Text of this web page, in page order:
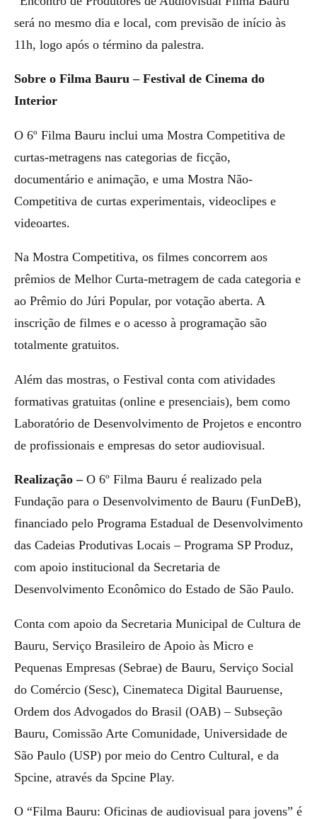
será no mesmo dia e local, com previsão de início às
11h, logo após o término da palestra.
Sobre o Filma Bauru – Festival de Cinema do
Interior
O 6º Filma Bauru inclui uma Mostra Competitiva de
curtas-metragens nas categorias de ficção,
documentário e animação, e uma Mostra Não-
Competitiva de curtas experimentais, videoclipes e
videoartes.
Na Mostra Competitiva, os filmes concorrem aos
prêmios de Melhor Curta-metragem de cada categoria e
ao Prêmio do Júri Popular, por votação aberta. A
inscrição de filmes e o acesso à programação são
totalmente gratuitos.
Além das mostras, o Festival conta com atividades
formativas gratuitas (online e presenciais), bem como
Laboratório de Desenvolvimento de Projetos e encontro
de profissionais e empresas do setor audiovisual.
Realização – O 6º Filma Bauru é realizado pela
Fundação para o Desenvolvimento de Bauru (FunDeB),
financiado pelo Programa Estadual de Desenvolvimento
das Cadeias Produtivas Locais – Programa SP Produz,
com apoio institucional da Secretaria de
Desenvolvimento Econômico do Estado de São Paulo.
Conta com apoio da Secretaria Municipal de Cultura de
Bauru, Serviço Brasileiro de Apoio às Micro e
Pequenas Empresas (Sebrae) de Bauru, Serviço Social
do Comércio (Sesc), Cinemateca Digital Bauruense,
Ordem dos Advogados do Brasil (OAB) – Subseção
Bauru, Comissão Arte Comunidade, Universidade de
São Paulo (USP) por meio do Centro Cultural, e da
Spcine, através da Spcine Play.
O “Filma Bauru: Oficinas de audiovisual para jovens” é